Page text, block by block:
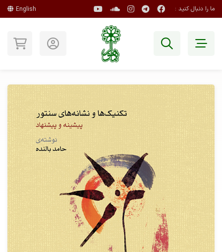
ما را دنبال کنید : English